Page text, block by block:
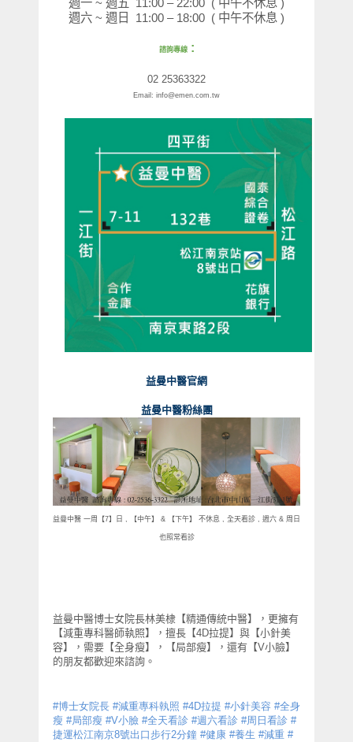
週六 ~ 週日 11:00 – 18:00 ( 中午不休息 )
諮詢專線:
02 25363322
Email: info@emen.com.tw
益曼中醫官網
益曼中醫粉絲團
益曼中醫 一周【7】日 【中午】 & 【下午】 不休息 全天看診 週六 & 周日
也照常看診
益曼中醫博士女院長林美棣【精通傳統中醫】，更擁有
【減重專科醫師執照】，擅長【4D拉提】與【小針美
容】，需要【全身瘦】，【局部瘦】，還有【V小臉】
的朋友都歡迎來諮詢。
#博士女院長 #減重專科執照 #4D拉提 #小針美容 #全身
瘦 #局部瘦 #V小臉 #全天看診 #週六看診 #周日看診 #
捷運松江南京8號出口步行2分鐘 #健康 #養生 #減重 #